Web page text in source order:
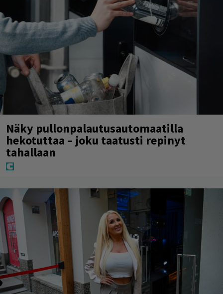
Näky pullonpalautusautomaatilla
hekotuttaa – joku taatusti repinyt
tahallaan